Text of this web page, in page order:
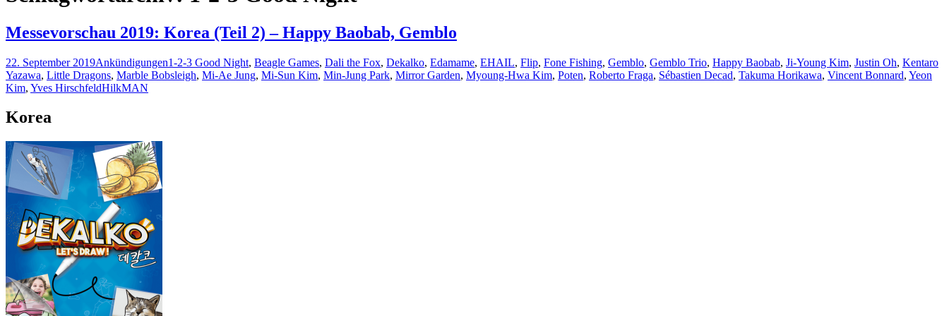
Messevorschau 2019: Korea (Teil 2) – Happy Baobab, Gemblo
22. September 2019Ankündigungen1-2-3 Good Night, Beagle Games, Dali the Fox, Dekalko, Edamame, EHAIL, Flip, Fone Fishing, Gemblo, Gemblo Trio, Happy Baobab, Ji-Young Kim, Justin Oh, Kentaro
Yazawa, Little Dragons, Marble Bobsleigh, Mi-Ae Jung, Mi-Sun Kim, Min-Jung Park, Mirror Garden, Myoung-Hwa Kim, Poten, Roberto Fraga, Sébastien Decad, Takuma Horikawa, Vincent Bonnard, Yeon
Kim, Yves HirschfeldHilkMAN
Korea